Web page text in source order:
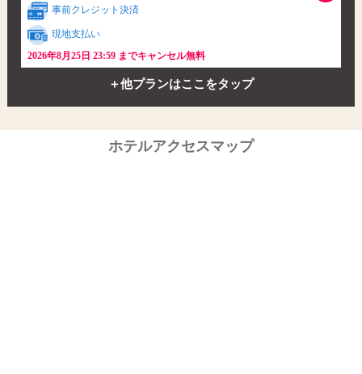
事前クレジット決済
現地支払い
2026年8月25日 23:59 までキャンセル無料
＋他プランはここをタップ
ホテルアクセスマップ